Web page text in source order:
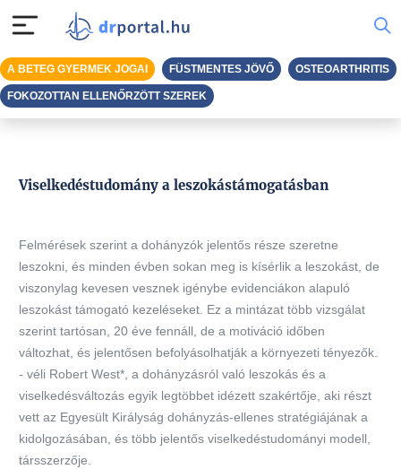
Viselkedéstudomány a leszokástámogatásban
Felmérések szerint a dohányzók jelentős része szeretne
leszokni, és minden évben sokan meg is kísérlik a leszokást, de
viszonylag kevesen vesznek igénybe evidenciákon alapuló
leszokást támogató kezeléseket. Ez a mintázat több vizsgálat
szerint tartósan, 20 éve fennáll, de a motiváció időben
változhat, és jelentősen befolyásolhatják a környezeti tényezők.
- véli Robert West*, a dohányzásról való leszokás és a
viselkedésváltozás egyik legtöbbet idézett szakértője, aki részt
vett az Egyesült Királyság dohányzás-ellenes stratégiájának a
kidolgozásában, és több jelentős viselkedéstudományi modell,
társszerzője.
A BETEG GYERMEK JOGAI FÜSTMENTES JÖVŐ OSTEOARTHRITIS
FOKOZOTTAN ELLENŐRZÖTT SZEREK